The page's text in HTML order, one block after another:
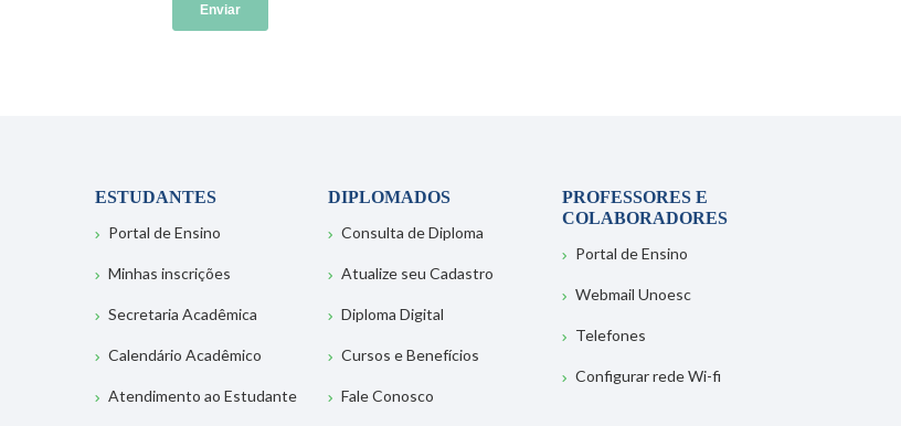
ESTUDANTES
Portal de Ensino
Minhas inscrições
Secretaria Acadêmica
Calendário Acadêmico
Atendimento ao Estudante
DIPLOMADOS
Consulta de Diploma
Atualize seu Cadastro
Diploma Digital
Cursos e Benefícios
Fale Conosco
PROFESSORES E
COLABORADORES
Portal de Ensino
Webmail Unoesc
Telefones
Configurar rede Wi-fi